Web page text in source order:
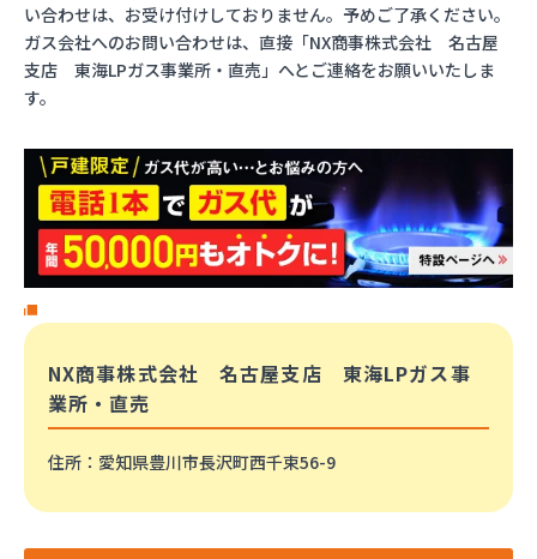
い合わせは、お受け付けしておりません。予めご了承ください。
ガス会社へのお問い合わせは、直接「NX商事株式会社 名古屋
支店 東海LPガス事業所・直売」へとご連絡をお願いいたしま
す。
NX商事株式会社 名古屋支店 東海LPガス事
業所・直売
住所 ：愛知県豊川市長沢町西千束56-9